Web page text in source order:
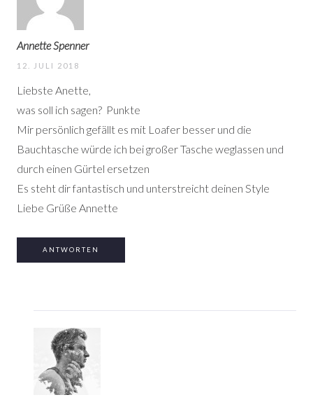
Annette Spenner
12. JULI 2018
Liebste Anette,
was soll ich sagen? Punkte
Mir persönlich gefällt es mit Loafer besser und die
Bauchtasche würde ich bei großer Tasche weglassen und
durch einen Gürtel ersetzen
Es steht dir fantastisch und unterstreicht deinen Style
Liebe Grüße Annette
ANTWORTEN